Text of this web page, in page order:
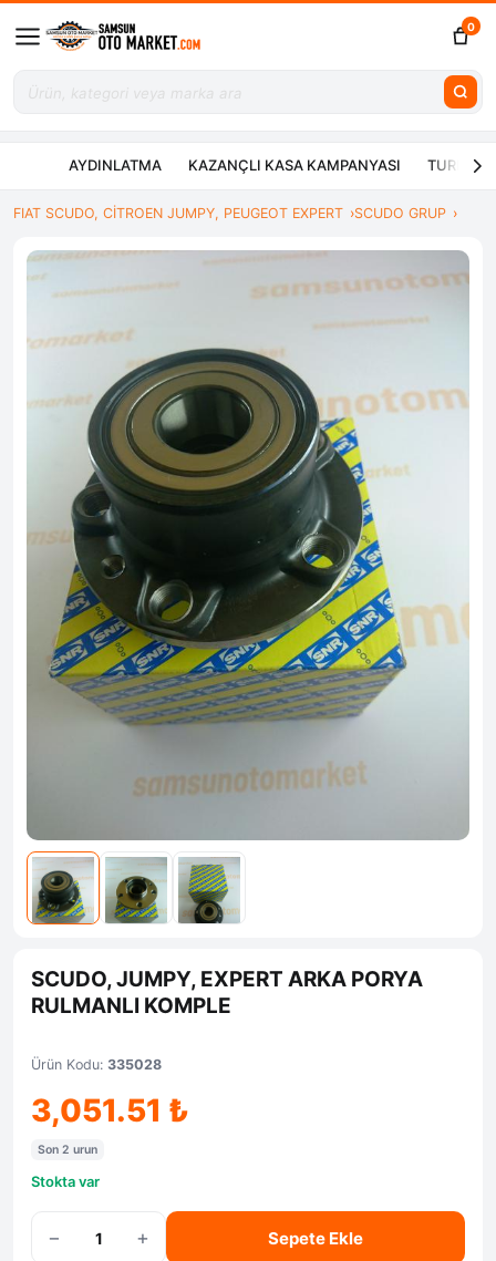
0
AYDINLATMA KAZANÇLI KASA KAMPANYASI TURBO
FIAT SCUDO, CİTROEN JUMPY, PEUGEOT EXPERT SCUDO GRUP
SCUDO, JUMPY, EXPERT ARKA PORYA
RULMANLI KOMPLE
Ürün Kodu: 335028
3,051.51 ₺
Son 2 urun
Stokta var
− + Sepete Ekle